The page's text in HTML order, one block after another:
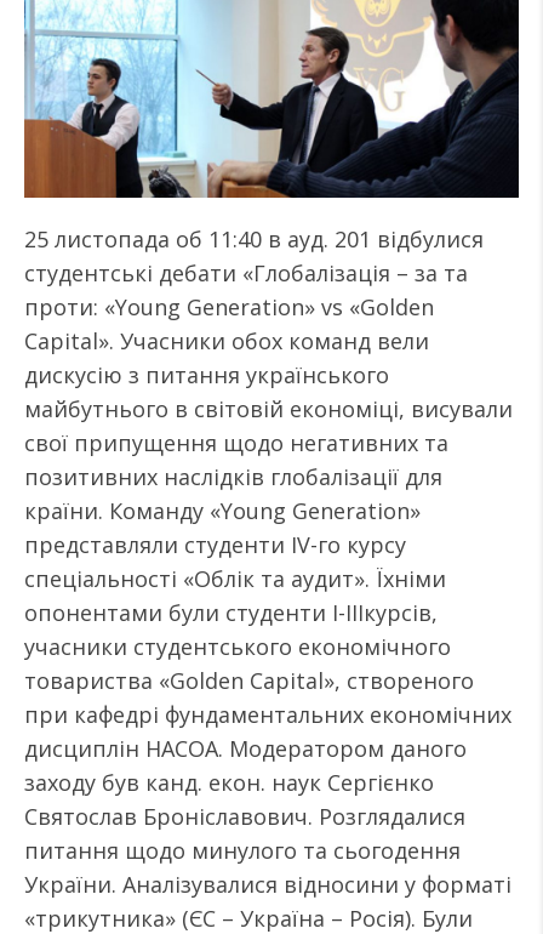
25 листопада об 11:40 в ауд. 201 відбулися
студентські дебати «Глобалізація – за та
проти: «Young Generation» vs «Golden
Capital». Учасники обох команд вели
дискусію з питання українського
майбутнього в світовій економіці, висували
свої припущення щодо негативних та
позитивних наслідків глобалізації для
країни. Команду «Young Generation»
представляли студенти IV-го курсу
спеціальності «Облік та аудит». Їхніми
опонентами були студенти I-IIIкурсів,
учасники студентського економічного
товариства «Golden Capital», створеного
при кафедрі фундаментальних економічних
дисциплін НАСОА. Модератором даного
заходу був канд. екон. наук Сергієнко
Святослав Броніславович. Розглядалися
питання щодо минулого та сьогодення
України. Аналізувалися відносини у форматі
«трикутника» (ЄС – Україна – Росія). Були